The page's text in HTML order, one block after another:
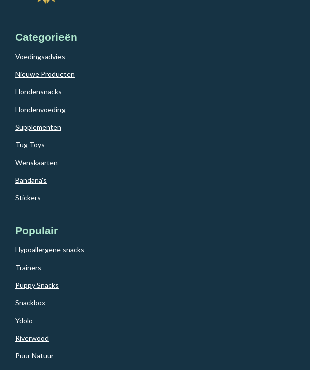
Categorieën
Voedingsadvies
Nieuwe Producten
Hondensnacks
Hondenvoeding
Supplementen
Tug Toys
Wenskaarten
Bandana's
Stickers
Populair
Hypoallergene snacks
Trainers
Puppy Snacks
Snackbox
Ydolo
Riverwood
Puur Natuur